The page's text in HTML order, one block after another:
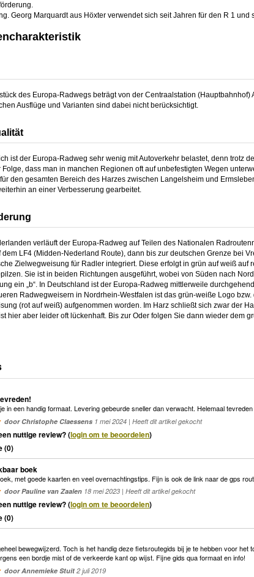
Georg Marquardt aus Höxter verwendet sich seit Jahren für den R 1
des Europa-Radwegs beträgt von der Centraalstation
Ausflüge und Varianten sind dabei nicht berücksichtigt.
ist der Europa-Radweg sehr wenig mit Autoverkehr belastet, denn trotz
Folge, dass man in manchen Regionen oft auf unbefestigten Wegen
den gesamten Bereich des Harzes zwischen Langelsheim und
an einer Verbesserung gearbeitet.
verläuft der Europa-Radweg auf Teilen des Nationalen
dem LF4 (Midden-Nederland Route), dann bis zur deutschen Grenze bei
Zielwegweisung für Radler integriert. Diese erfolgt in grün auf weiß
Sie ist in beiden Richtungen ausgeführt, wobei von Süden nach
ein „b“. In Deutschland ist der Europa-Radweg mittlerweile
Radwegweisern in Nordrhein-Westfalen ist das grün-weiße Logo
(rot auf weiß) aufgenommen worden. Im Harz schließt sich zwar der
hier aber leider oft lückenhaft. Bis zur Oder folgen Sie dann wieder dem
in een handig formaat. Levering gebeurde sneller dan verwacht. Helemaal
door Christophe Claessens 1 mei 2024 | Heeft dit artikel gekocht
nuttige review? (login om te beoordelen)
(0)
boek
met goede kaarten en veel overnachtingstips. Fijn is ook de link naar de gps
door Pauline van Zaalen 18 mei 2023 | Heeft dit artikel gekocht
nuttige review? (login om te beoordelen)
(0)
bewegwijzerd. Toch is het handig deze fietsroutegids bij je te hebben voor
een bordje mist of de verkeerde kant op wijst. Fijne gids qua formaat en info!
door Annemieke Stuit 2 juli 2019